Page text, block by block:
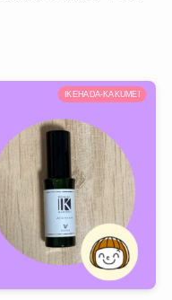
IKEHADA-KAKUMEI